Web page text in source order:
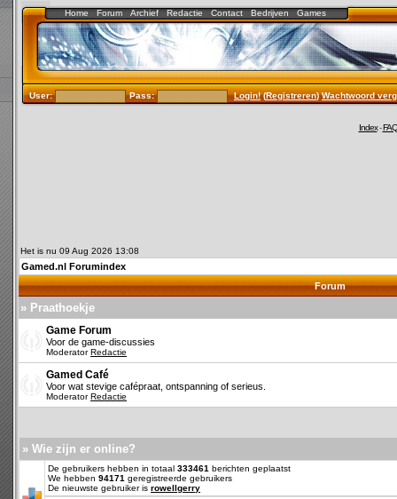
Home Forum Archief Redactie Contact Bedrijven Games
User: Pass: Login!(Registreren)Wachtwoord
Index-FAQ
Het is nu 09 Aug 2026 13:08
Gamed.nl Forumindex
Forum
» Praathoekje
Game Forum
Voor de game-discussies
ModeratorRedactie
Gamed Café
Voor wat stevige cafépraat, ontspanning of serieus.
ModeratorRedactie
» Wie zijn er online?
De gebruikers hebben in totaal 333461 berichten geplaatst
We hebben 94171 geregistreerde gebruikers
De nieuwste gebruiker is rowellgerry